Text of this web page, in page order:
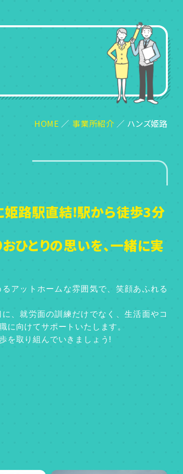
HOME 事業所紹介 ハンズ姫路
姫路駅直結!駅から徒歩3分
ひとりの思いを、一緒に実
アットホームな雰囲気で、笑顔あふれる
、就労面の訓練だけでなく、生活面やコ
に向けてサポートいたします。
を取り組んでいきましょう!